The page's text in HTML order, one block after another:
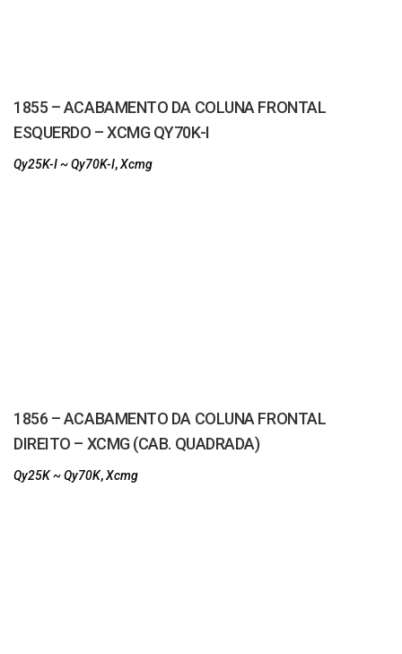
1855 – ACABAMENTO DA COLUNA FRONTAL
ESQUERDO – XCMG QY70K-I
Qy25K-I ~ Qy70K-I,Xcmg
1856 – ACABAMENTO DA COLUNA FRONTAL
DIREITO – XCMG (CAB. QUADRADA)
Qy25K ~ Qy70K,Xcmg